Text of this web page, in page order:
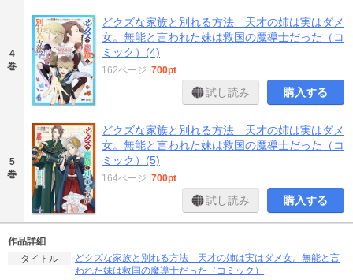
4
巻
どクズな家族と別れる方法 天才の姉は実はダメ
女。無能と言われた妹は救国の魔導士だった（コ
ミック）(4)
162ページ 700pt
試し読み 購入する
5
巻
どクズな家族と別れる方法 天才の姉は実はダメ
女。無能と言われた妹は救国の魔導士だった（コ
ミック）(5)
164ページ 700pt
試し読み 購入する
作品詳細
タイトル
どクズな家族と別れる方法 天才の姉は実はダメ女。無能と言
われた妹は救国の魔導士だった（コミック）